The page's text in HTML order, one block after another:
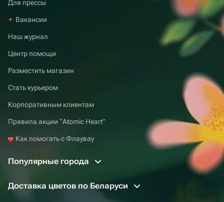
Для прессы
Вакансии
Наш журнал
Центр помощи
Разместить магазин
Стать курьером
Корпоративным клиентам
Правила акции “Atomic Heart”
Как помогать с Флаувау
Популярные города
Доставка цветов по Беларуси